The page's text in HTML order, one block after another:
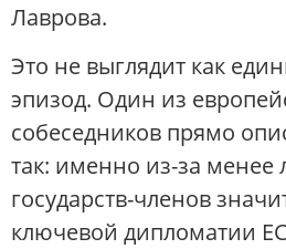
Лаврова.
Это не выглядит как
эпизод. Один из
собеседников прямо
так: именно из-за менее
государств-членов
ключевой дипломатии